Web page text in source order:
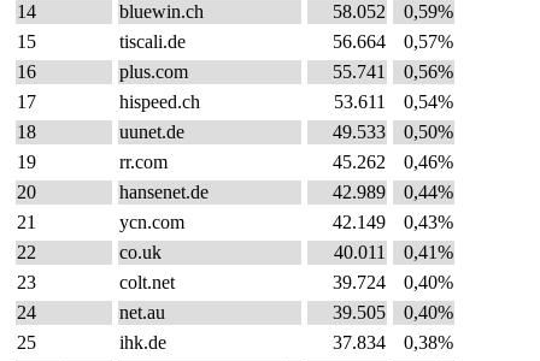
14
bluewin.ch 58.052
0,59%
15
tiscali.de 56.664
0,57%
16
plus.com 55.741
0,56%
17
hispeed.ch 53.611
0,54%
18
uunet.de 49.533
0,50%
19
rr.com 45.262
0,46%
20
hansenet.de 42.989
0,44%
21
ycn.com 42.149
0,43%
22
co.uk 40.011
0,41%
23
colt.net 39.724
0,40%
24
net.au 39.505
0,40%
25
ihk.de 37.834
0,38%